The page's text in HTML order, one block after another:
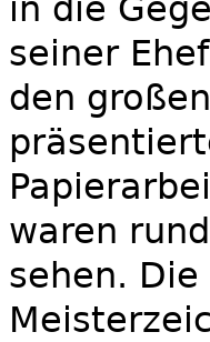
in die
seiner
den
waren
sehen.